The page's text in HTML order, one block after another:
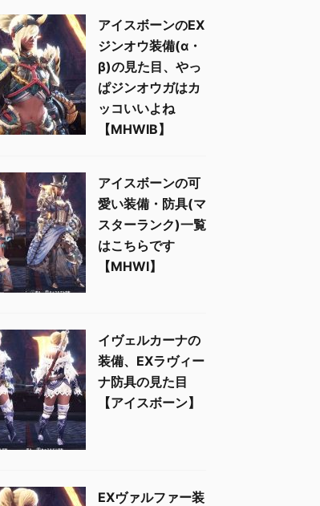
アイスボーンのEX
ジンオウ装備(α・
β)の見た目、やっ
ぱジンオウガはカ
ッコいいよね
【MHWIB】
アイスボーンの可
愛い装備・防具(マ
スターランク)一覧
はこちらです
【MHWI】
イヴェルカーナの
装備、EXラヴィー
ナ防具の見た目
【アイスボーン】
EXヴァルファー装